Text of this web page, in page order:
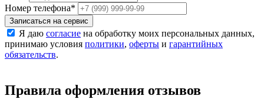
Номер телефона*
Записаться на сервис
Я даю согласие на обработку моих персональных данных,
принимаю условия политики, оферты и гарантийных
обязательств.
Правила оформления отзывов